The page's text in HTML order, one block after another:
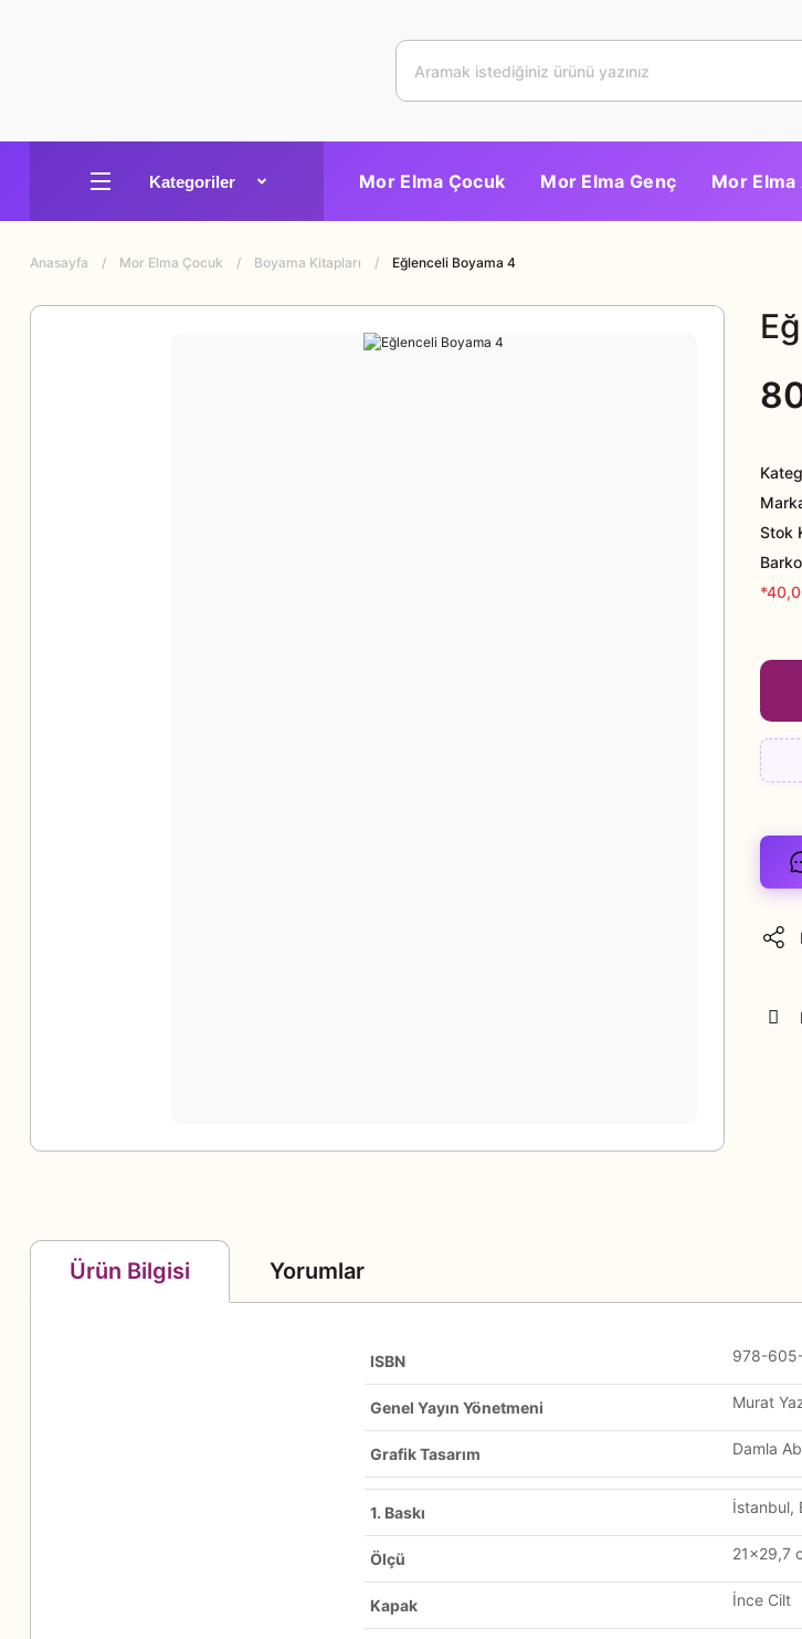
Mor Elma Çocuk Mor Elma Genç Mor
Anasayfa Mor Elma Çocuk Boyama Kitapları Eğlenceli Boyama 4
Stok
Ürün Bilgisi Yorumlar
ISBN 978-
Genel Yayın Yönetmeni Murat
Grafik Tasarım Damla
1. Baskı İstanbul,
Ölçü 21×29,7
Kapak İnce Cilt